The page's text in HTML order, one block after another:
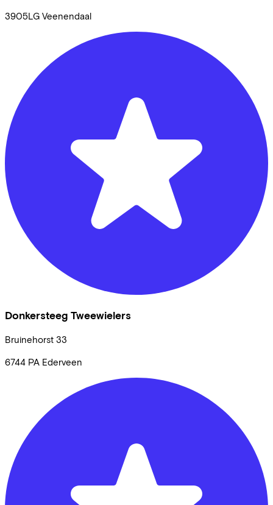
3905LG Veenendaal
Donkersteeg Tweewielers
Bruinehorst 33
6744 PA Ederveen